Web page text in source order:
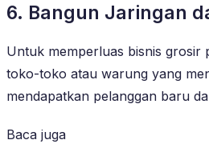
6. Bangun Jaringan
Untuk memperluas bisnis grosir
toko-toko atau warung yang
mendapatkan pelanggan baru
Baca juga